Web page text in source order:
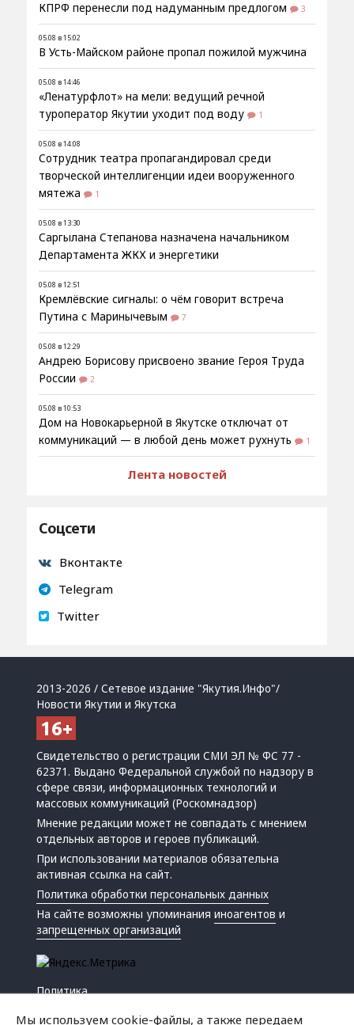
КПРФ перенесли под надуманным предлогом
3
05.08 в 15:02
В Усть-Майском районе пропал пожилой мужчина
05.08 в 14:46
«Ленатурфлот» на мели: ведущий речной
туроператор Якутии уходит под воду
1
05.08 в 14:08
Сотрудник театра пропагандировал среди
творческой интеллигенции идеи вооруженного
мятежа
1
05.08 в 13:30
Саргылана Степанова назначена начальником
Департамента ЖКХ и энергетики
05.08 в 12:51
Кремлёвские сигналы: о чём говорит встреча
Путина с Маринычевым
7
05.08 в 12:29
Андрею Борисову присвоено звание Героя Труда
России
2
05.08 в 10:53
Дом на Новокарьерной в Якутске отключат от
коммуникаций — в любой день может рухнуть
1
Лента новостей
Соцсети
Вконтакте
Telegram
Twitter
2013-2026 / Сетевое издание "Якутия.Инфо"/
Новости Якутии и Якутска
Свидетельство о регистрации СМИ ЭЛ № ФС 77 -
62371. Выдано Федеральной службой по надзору в
сфере связи, информационных технологий и
массовых коммуникаций (Роскомнадзор)
Мнение редакции может не совпадать с мнением
отдельных авторов и героев публикаций.
При использовании материалов обязательна
активная ссылка на сайт.
Политика обработки персональных данных
На сайте возможны упоминанияиноагентов и
запрещенных организаций
Политика
Мы используем cookie-файлы, а также передаем